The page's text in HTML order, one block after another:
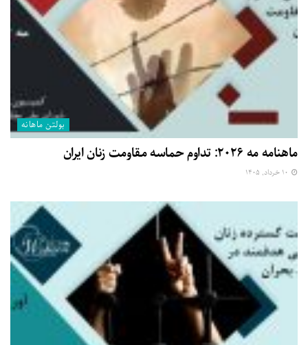
بولتن ماهانه
ماهنامه مه ۲۰۲۶: تداوم حماسه مقاومت زنان ایران